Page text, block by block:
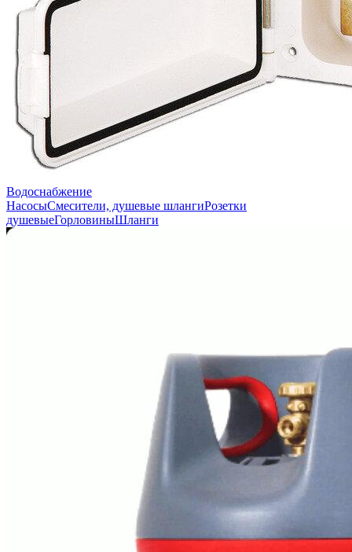
Водоснабжение
НасосыСмесители, душевые шлангиРозетки
душевыеГорловиныШланги